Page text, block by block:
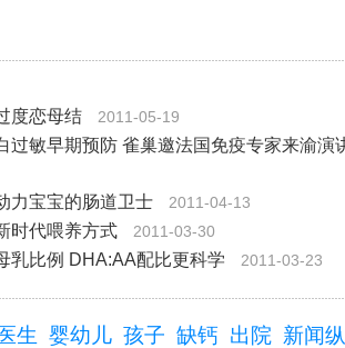
度恋母结
2011-05-19
过敏早期预防 雀巢邀法国免疫专家来渝演
力宝宝的肠道卫士 2011-04-13
时代喂养方式 2011-03-30
乳比例 DHA:AA配比更科学 2011-03-23
医生 婴幼儿 孩子 缺钙 出院 新闻